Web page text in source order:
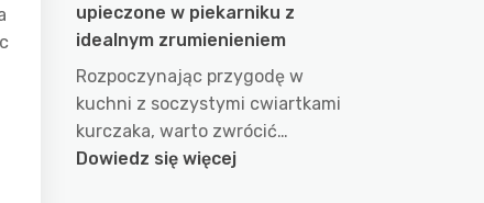
na
doskonałe
wykorzystanie
wody
podczas
gotowania
szybę
w
piekarniku
w
bardzo
krótkim
upieczone w piekarniku z
idealnym zrumienieniem
Rozpoczynając przygodę w
kuchni z soczystymi cwiartkami
kurczaka, warto zwrócić…
Dowiedz się więcej: